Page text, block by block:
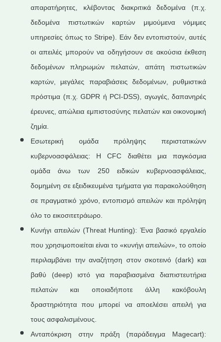
απαρατήρητες, κλέβοντας διακριτικά δεδομένα (π.χ.
δεδομένα πιστωτικών καρτών μιμούμενα νόμιμες
υπηρεσίες όπως το Stripe). Εάν δεν εντοπιστούν, αυτές
οι απειλές μπορούν να οδηγήσουν σε ακούσια έκθεση
δεδομένων πληρωμών πελατών, απάτη πιστωτικών
καρτών, μεγάλες παραβιάσεις δεδομένων, ρυθμιστικά
πρόστιμα (π.χ. GDPR ή PCI-DSS), αγωγές, δαπανηρές
έρευνες, απώλεια εμπιστοσύνης πελατών και οικονομική
ζημία.
Εσωτερική ομάδα πρόληψης περιστατικώνν
κυβερνοασφάλειας: Η CFC διαθέτει μια παγκόσμια
ομάδα άνω των 250 ειδικών κυβερνοασφάλειας,
δομημένη σε εξειδικευμένα τμήματα για παρακολούθηση
σε πραγματικό χρόνο, εντοπισμό απειλών και πρόληψη
όλο το εικοσιτετράωρο.
Κυνήγι απειλών (Threat Hunting): Ένα βασικό εργαλείο
που χρησιμοποιείται είναι το «κυνήγι απειλών», το οποίο
περιλαμβάνει την αναζήτηση στον σκοτεινό (dark) και
βαθύ (deep) ιστό για παραβιασμένα διαπιστευτήρια
πελατών και οποιαδήποτε άλλη κακόβουλη
δραστηριότητα που μπορεί να αποελέσει απειλή για
τους ασφαλισμένους.
Ανταπόκριση στην πράξη (παράδειγμα Magecart):